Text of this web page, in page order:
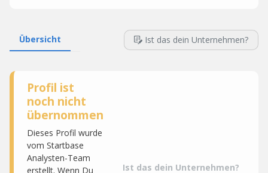
Übersicht Ist das dein Unternehmen?
Profil ist
noch nicht
übernommen
Dieses Profil wurde
vom Startbase
Analysten-Team
erstellt. Wenn Du
Ist das dein Unternehmen?